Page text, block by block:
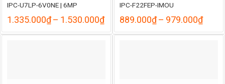
IPC-U7LP-6V0NE | 6MP
1.335.000₫– 1.530.000₫Khoảng
từ
IPC-F22FEP-IMOU
889.000₫– 979.000₫
từ